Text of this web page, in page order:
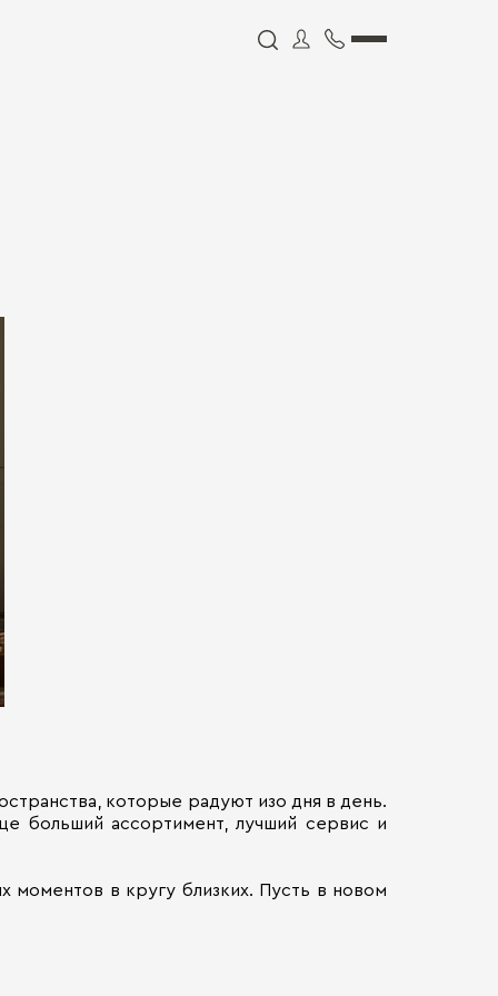
которые радуют изо дня в день.
больший ассортимент, лучший сервис и
моментов в кругу близких. Пусть в новом